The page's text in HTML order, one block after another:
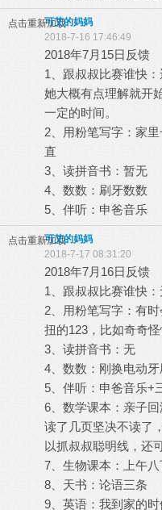
点击重新加载可艾的妈妈
2018-7-16 17:46:49
2018年7月15日反馈
1、跟叔叔比赛谁快
她大概有点理解就开
一定的时间。
2、用粉笔写字：家
直
3、读拼音书：暂无
4、数数：刷牙数数
5、伴听：申爸音乐
点击重新加载可艾的妈妈
2018-7-17 08:31:20
2018年7月16日反馈
1、跟叔叔比赛谁快：
2、用粉笔写字：有
扭的123，比如奇奇怪
3、读拼音书：无
4、数数：刚换电动
5、伴听：申爸音乐+
6、数学课本：亲子
读了几页坚决不读了
以抓叔叔聪明线，还
7、生物课本：上午
8、天书：论语三条
9、英语：我到家的